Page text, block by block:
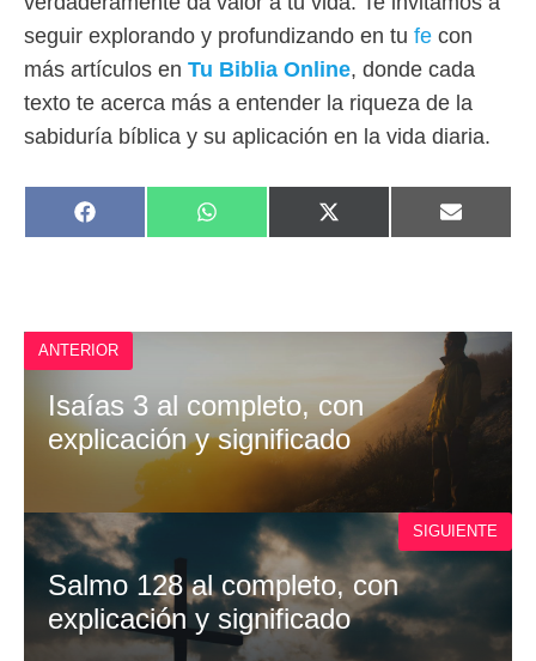
seguir explorando y profundizando en tu fe con
más artículos en Tu Biblia Online, donde cada
texto te acerca más a entender la riqueza de la
sabiduría bíblica y su aplicación en la vida diaria.
COMPARTIR
EN
F
A
O
K
COMPARTIR
EN
W
H
P
COMPARTIR
EN
X
(
T
EN
E
M
ANTERIOR
Isaías 3 al completo, con
explicación y significado
Salmo 128 al completo, con
explicación y significado
SIGUIENTE